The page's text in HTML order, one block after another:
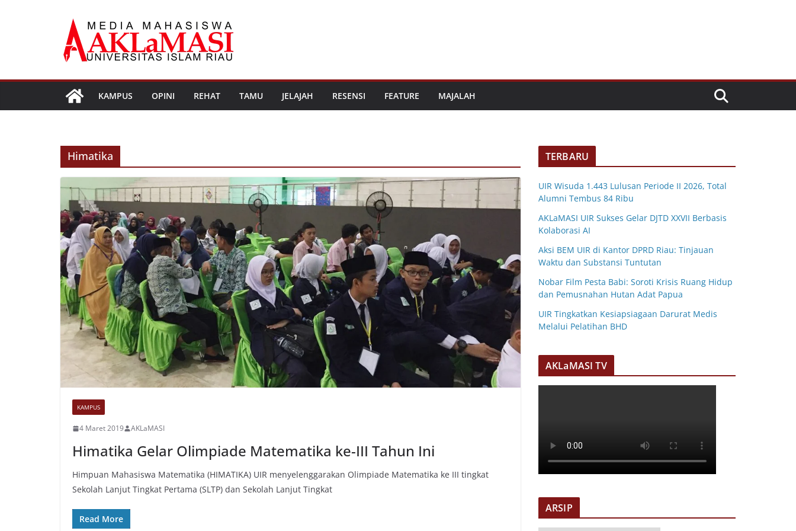
KAMPUS OPINI REHAT TAMU JELAJAH RESENSI FEATURE MAJALAH
Himatika
KAMPUS
4 Maret 2019 AKLaMASI
Himatika Gelar Olimpiade Matematika ke-III Tahun Ini
Himpuan Mahasiswa Matematika (HIMATIKA) UIR menyelenggarakan Olimpiade Matematika ke III tingkat
Sekolah Lanjut Tingkat Pertama (SLTP) dan Sekolah Lanjut Tingkat
Read More
TERBARU
UIR Wisuda 1.443 Lulusan Periode II 2026, Total
Alumni Tembus 84 Ribu
AKLaMASI UIR Sukses Gelar DJTD XXVII Berbasis
Kolaborasi AI
Aksi BEM UIR di Kantor DPRD Riau: Tinjauan
Waktu dan Substansi Tuntutan
Nobar Film Pesta Babi: Soroti Krisis Ruang Hidup
dan Pemusnahan Hutan Adat Papua
UIR Tingkatkan Kesiapsiagaan Darurat Medis
Melalui Pelatihan BHD
AKLaMASI TV
ARSIP